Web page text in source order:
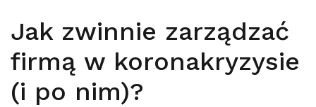
Jak zwinnie zarządzać
firmą w koronakryzysie
(i po nim)?